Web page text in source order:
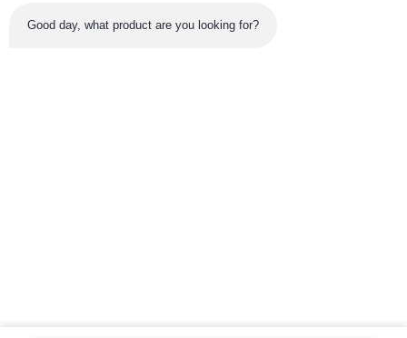
Good day, what product are you looking for?